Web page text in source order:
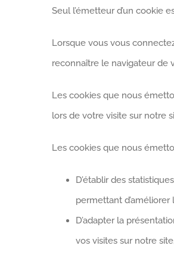
Seul l’émetteur d’un cookie
Lorsque vous vous
reconnaître le navigateur de
Les cookies que nous
lors de votre visite sur notre
Les cookies que nous
D’établir des
permettant d’améliorer
D’adapter la
vos visites sur notre